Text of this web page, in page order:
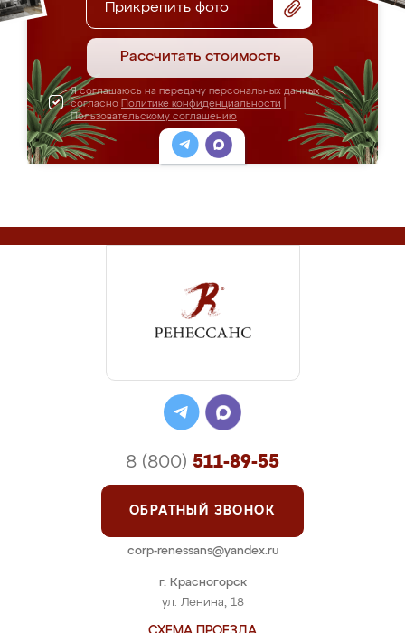
Прикрепить фото
Рассчитать стоимость
Я соглашаюсь на передачу персональных данных
согласно Политике конфиденциальности
Пользовательскому соглашению
г. Красногорск
ул. Ленина, 18
8 (800) 511-89-55
ОБРАТНЫЙ ЗВОНОК
corp-renessans@yandex.ru